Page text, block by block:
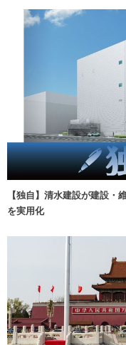
【独自】清水建設が建設
を実用化